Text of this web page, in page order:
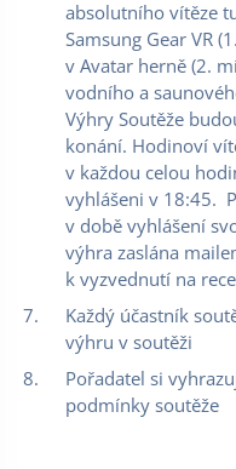
absolutního vítěze
Samsung Gear VR
v Avatar herně (2.
vodního a
Výhry Soutěže
konání. Hodinoví
v každou celou
vyhlášeni v 18:45.
v době vyhlášení
výhra zaslána
k vyzvednutí na
Každý účastník
výhru v soutěži
Pořadatel si
podmínky soutěže